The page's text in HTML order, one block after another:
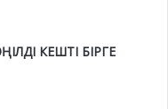
КЕШТІ БІРГЕ